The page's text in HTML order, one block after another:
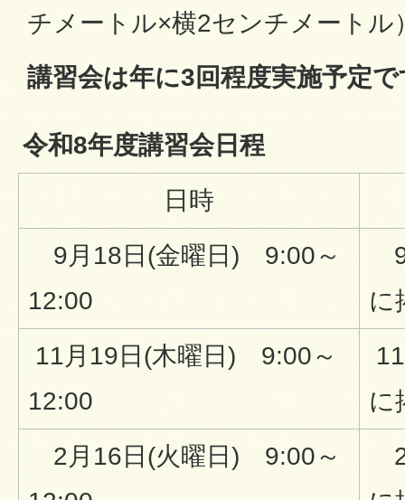
チメートル×横2センチメートル
講習会は年に3回程度実施予定
令和8年度講習会日程
日時
9月18日(金曜日) 9:00～
12:00
9
に
11月19日(木曜日) 9:00～
12:00
に
2月16日(火曜日) 9:00～
2